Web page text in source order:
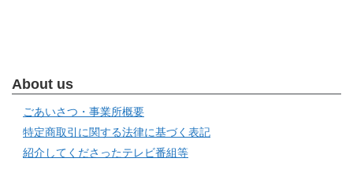
About us
ごあいさつ・事業所概要
特定商取引に関する法律に基づく表記
紹介してくださったテレビ番組等